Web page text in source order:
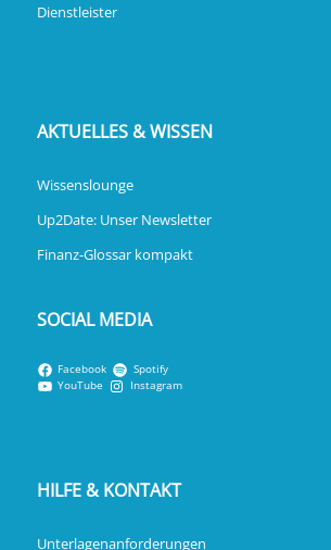
Dienstleister
AKTUELLES & WISSEN
Wissenslounge
Up2Date: Unser Newsletter
Finanz-Glossar kompakt
SOCIAL MEDIA
Facebook
Spotify
YouTube
Instagram
HILFE & KONTAKT
Unterlagenanforderungen